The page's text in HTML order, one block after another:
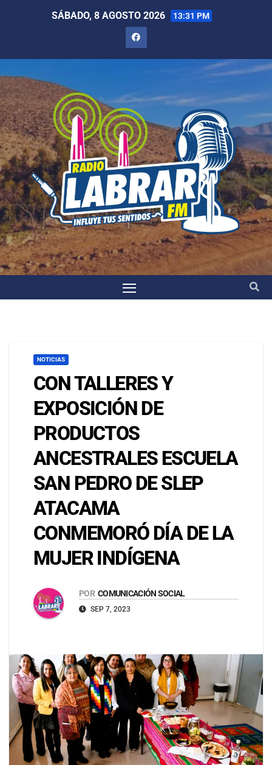
SÁBADO, 8 AGOSTO 2026 13:31 PM
NOTICIAS
CON TALLERES Y
EXPOSICIÓN DE
PRODUCTOS
ANCESTRALES ESCUELA
SAN PEDRO DE SLEP
ATACAMA
CONMEMORÓ DÍA DE LA
MUJER INDÍGENA
POR COMUNICACIÓN SOCIAL
SEP 7, 2023